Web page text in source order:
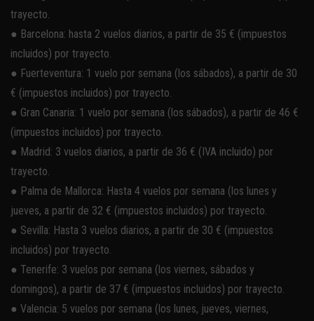
trayecto.
● Barcelona: hasta 2 vuelos diarios, a partir de 35 € (impuestos
incluidos) por trayecto.
● Fuerteventura: 1 vuelo por semana (los sábados), a partir de 30
€ (impuestos incluidos) por trayecto.
● Gran Canaria: 1 vuelo por semana (los sábados), a partir de 46 €
(impuestos incluidos) por trayecto.
● Madrid: 3 vuelos diarios, a partir de 36 € (IVA incluido) por
trayecto.
● Palma de Mallorca: Hasta 4 vuelos por semana (los lunes y
jueves, a partir de 32 € (impuestos incluidos) por trayecto.
● Sevilla: Hasta 3 vuelos diarios, a partir de 30 € (impuestos
incluidos) por trayecto.
● Tenerife: 3 vuelos por semana (los viernes, sábados y
domingos), a partir de 37 € (impuestos incluidos) por trayecto.
● Valencia: 5 vuelos por semana (los lunes, jueves, viernes,